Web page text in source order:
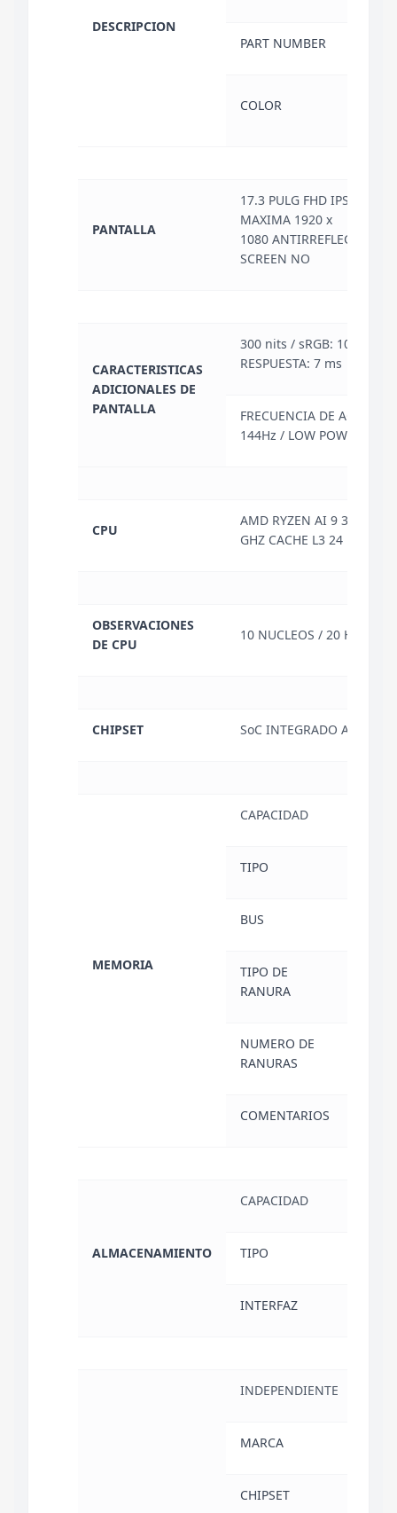
DESCRIPCION
PART NUMBER
COLOR
PANTALLA
17.3 PULG FHD IPS
MAXIMA 1920 x
1080 ANTIRREFLECTANTE
SCREEN NO
CARACTERISTICAS
ADICIONALES DE
PANTALLA
300 nits / sRGB: 100% /
RESPUESTA: 7 ms
FRECUENCIA DE
144Hz / LOW POWER /
CPU
AMD RYZEN AI 9 365
GHZ CACHE L3 24 MB
OBSERVACIONES
DE CPU
10 NUCLEOS / 20 HILOS
CHIPSET SoC INTEGRADO AMD
MEMORIA
CAPACIDAD
TIPO
BUS
TIPO DE
RANURA
NUMERO DE
RANURAS
COMENTARIOS
ALMACENAMIENTO
CAPACIDAD
TIPO
INTERFAZ
INDEPENDIENTE
MARCA
CHIPSET